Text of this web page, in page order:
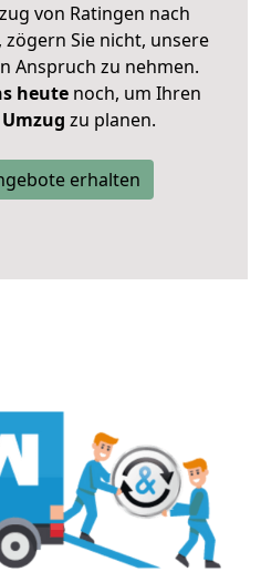
von Ratingen nach
Sie nicht, unsere
Anspruch zu nehmen.
heutenoch, um Ihren
zu planen.
erhalten